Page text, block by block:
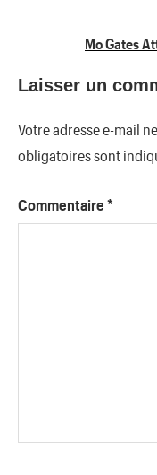
Mo Gates
Laisser un
Votre adresse e-mail
obligatoires sont
Commentaire *